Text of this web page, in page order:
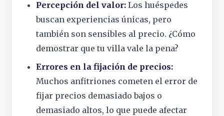
Percepción del valor: Los huéspedes
buscan experiencias únicas, pero
también son sensibles al precio. ¿Cómo
demostrar que tu villa vale la pena?
Errores en la fijación de precios:
Muchos anfitriones cometen el error de
fijar precios demasiado bajos o
demasiado altos, lo que puede afectar